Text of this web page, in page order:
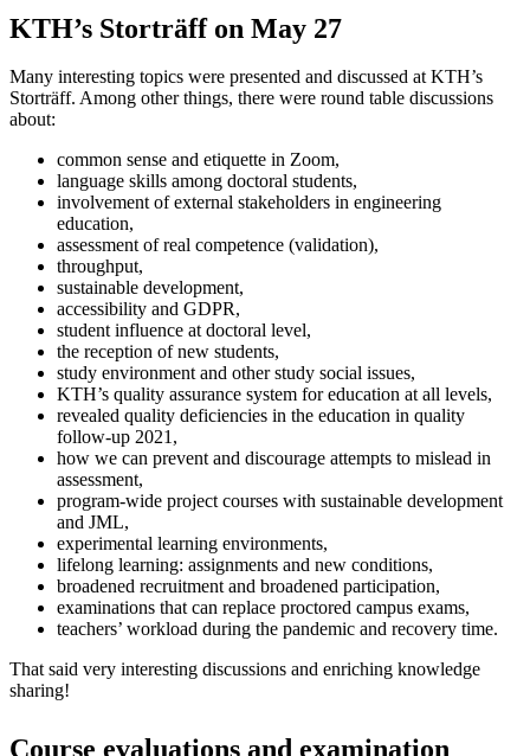
KTH’s Storträff on May 27
Many interesting topics were presented and discussed at KTH’s
Storträff. Among other things, there were round table discussions
about:
common sense and etiquette in Zoom,
language skills among doctoral students,
involvement of external stakeholders in engineering
education,
assessment of real competence (validation),
throughput,
sustainable development,
accessibility and GDPR,
student influence at doctoral level,
the reception of new students,
study environment and other study social issues,
KTH’s quality assurance system for education at all levels,
revealed quality deficiencies in the education in quality
follow-up 2021,
how we can prevent and discourage attempts to mislead in
assessment,
program-wide project courses with sustainable development
and JML,
experimental learning environments,
lifelong learning: assignments and new conditions,
broadened recruitment and broadened participation,
examinations that can replace proctored campus exams,
teachers’ workload during the pandemic and recovery time.
That said very interesting discussions and enriching knowledge
sharing!
Course evaluations and examination